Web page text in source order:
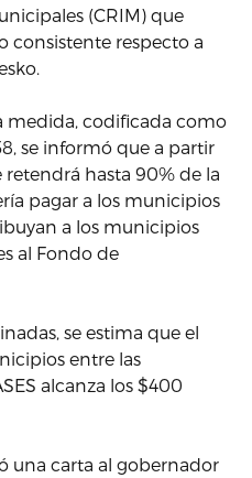
(CRIM) que
consistente respecto a
medida, codificada como
se informó que a partir
retendrá hasta 90% de la
pagar a los municipios
a los municipios
al Fondo de
se estima que el
entre las
alcanza los $400
una carta al gobernador